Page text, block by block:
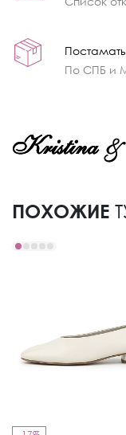
По СПБ и
ПОХОЖИЕ